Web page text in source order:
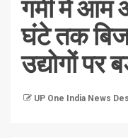
गर्मी में आम
घंटे तक
उद्योगों पर
UP One India News